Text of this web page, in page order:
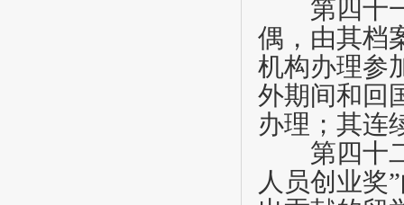
第四十
偶，由其档
机构办理参
外期间和回
办理；其连
第四十
人员创业奖”